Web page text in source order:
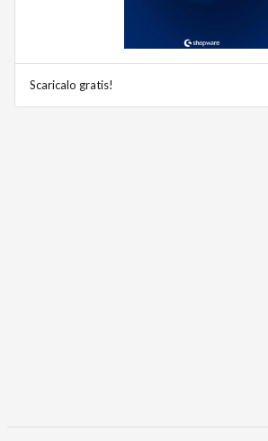
Scaricalo gratis!